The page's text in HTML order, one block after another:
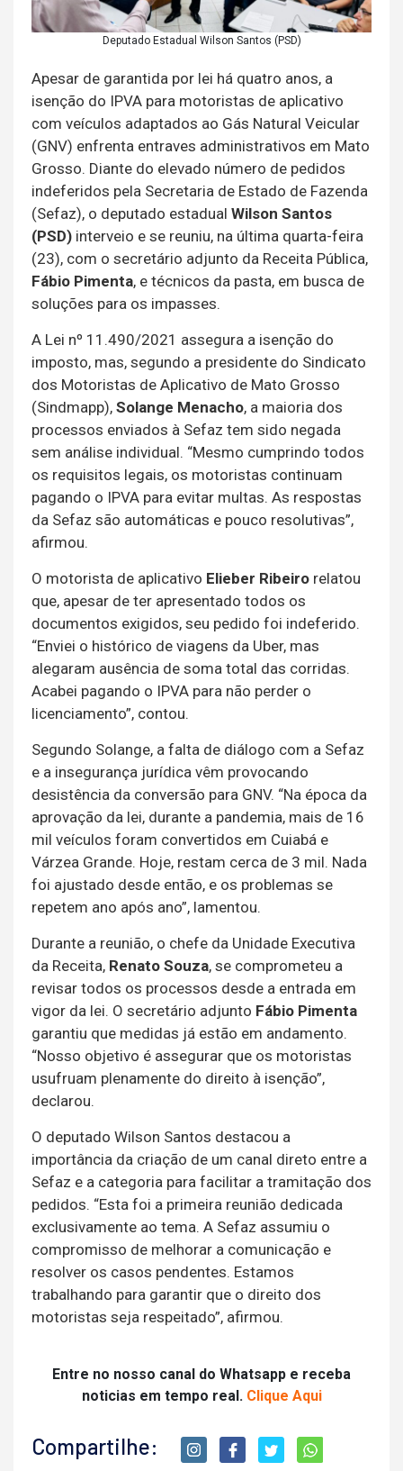
Deputado Estadual Wilson Santos (PSD)
Apesar de garantida por lei há quatro anos, a
isenção do IPVA para motoristas de aplicativo
com veículos adaptados ao Gás Natural Veicular
(GNV) enfrenta entraves administrativos em Mato
Grosso. Diante do elevado número de pedidos
indeferidos pela Secretaria de Estado de Fazenda
(Sefaz), o deputado estadual Wilson Santos
(PSD) interveio e se reuniu, na última quarta-feira
(23), com o secretário adjunto da Receita Pública,
Fábio Pimenta, e técnicos da pasta, em busca de
soluções para os impasses.
A Lei nº 11.490/2021 assegura a isenção do
imposto, mas, segundo a presidente do Sindicato
dos Motoristas de Aplicativo de Mato Grosso
(Sindmapp), Solange Menacho, a maioria dos
processos enviados à Sefaz tem sido negada
sem análise individual. “Mesmo cumprindo todos
os requisitos legais, os motoristas continuam
pagando o IPVA para evitar multas. As respostas
da Sefaz são automáticas e pouco resolutivas”,
afirmou.
O motorista de aplicativo Elieber Ribeiro relatou
que, apesar de ter apresentado todos os
documentos exigidos, seu pedido foi indeferido.
“Enviei o histórico de viagens da Uber, mas
alegaram ausência de soma total das corridas.
Acabei pagando o IPVA para não perder o
licenciamento”, contou.
Segundo Solange, a falta de diálogo com a Sefaz
e a insegurança jurídica vêm provocando
desistência da conversão para GNV. “Na época da
aprovação da lei, durante a pandemia, mais de 16
mil veículos foram convertidos em Cuiabá e
Várzea Grande. Hoje, restam cerca de 3 mil. Nada
foi ajustado desde então, e os problemas se
repetem ano após ano”, lamentou.
Durante a reunião, o chefe da Unidade Executiva
da Receita, Renato Souza, se comprometeu a
revisar todos os processos desde a entrada em
vigor da lei. O secretário adjunto Fábio Pimenta
garantiu que medidas já estão em andamento.
“Nosso objetivo é assegurar que os motoristas
usufruam plenamente do direito à isenção”,
declarou.
O deputado Wilson Santos destacou a
importância da criação de um canal direto entre a
Sefaz e a categoria para facilitar a tramitação dos
pedidos. “Esta foi a primeira reunião dedicada
exclusivamente ao tema. A Sefaz assumiu o
compromisso de melhorar a comunicação e
resolver os casos pendentes. Estamos
trabalhando para garantir que o direito dos
motoristas seja respeitado”, afirmou.
Entre no nosso canal do Whatsapp e receba
noticias em tempo real. Clique Aqui
Compartilhe: